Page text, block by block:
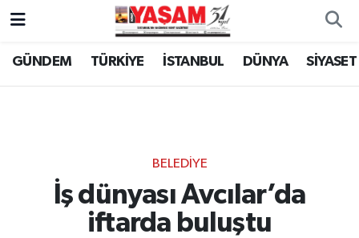
GÜNDEM TÜRKİYE İSTANBUL DÜNYA SİYASET
BELEDİYE
İş dünyası Avcılar’da
iftarda buluştu